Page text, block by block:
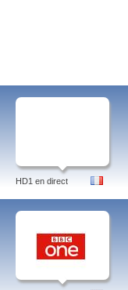
HD1 en direct